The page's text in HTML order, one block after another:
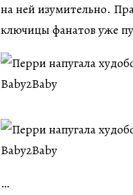
на ней изумительно.
ключицы фанатов уже
…